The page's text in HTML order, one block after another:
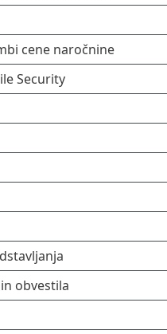
cene naročnine
Security
obvestila